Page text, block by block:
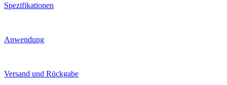
Spezifikationen
Anwendung
Versand und Rückgabe